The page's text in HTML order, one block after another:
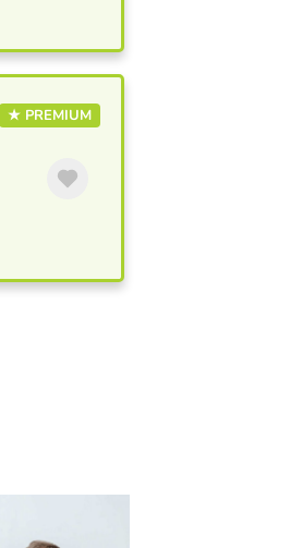
★ PREMIUM